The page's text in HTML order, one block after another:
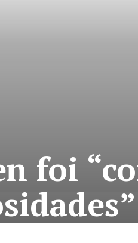
foi